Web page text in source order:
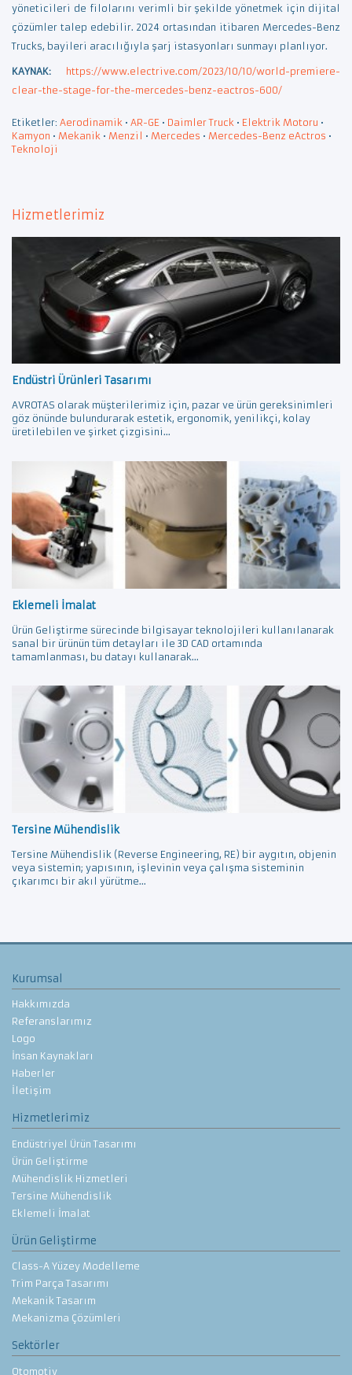
yöneticileri de filolarını verimli bir şekilde yönetmek için dijital
çözümler talep edebilir. 2024 ortasından itibaren Mercedes-Benz
Trucks, bayileri aracılığıyla şarj istasyonları sunmayı planlıyor.
KAYNAK: https://www.electrive.com/2023/10/10/world-premiere-
clear-the-stage-for-the-mercedes-benz-eactros-600/
Etiketler: Aerodinamik • AR-GE • Daimler Truck • Elektrik Motoru •
Kamyon • Mekanik • Menzil • Mercedes • Mercedes-Benz eActros •
Teknoloji
Hizmetlerimiz
Endüstri Ürünleri Tasarımı
AVROTAS olarak müşterilerimiz için, pazar ve ürün gereksinimleri
göz önünde bulundurarak estetik, ergonomik, yenilikçi, kolay
üretilebilen ve şirket çizgisini...
Eklemeli İmalat
Ürün Geliştirme sürecinde bilgisayar teknolojileri kullanılanarak
sanal bir ürünün tüm detayları ile 3D CAD ortamında
tamamlanması, bu datayı kullanarak...
Tersine Mühendislik
Tersine Mühendislik (Reverse Engineering, RE) bir aygıtın, objenin
veya sistemin; yapısının, işlevinin veya çalışma sisteminin
çıkarımcı bir akıl yürütme...
Kurumsal
Hakkımızda
Referanslarımız
Logo
İnsan Kaynakları
Haberler
İletişim
Hizmetlerimiz
Endüstriyel Ürün Tasarımı
Ürün Geliştirme
Mühendislik Hizmetleri
Tersine Mühendislik
Eklemeli İmalat
Ürün Geliştirme
Class-A Yüzey Modelleme
Trim Parça Tasarımı
Mekanik Tasarım
Mekanizma Çözümleri
Sektörler
Otomotiv